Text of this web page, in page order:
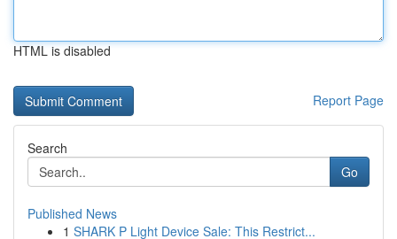
HTML is disabled
Report Page
Search
Go
Published News
1 SHARK P Light Device Sale: This Restrict...